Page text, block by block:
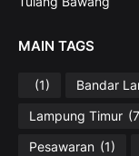
MAIN TAGS
(1) Bandar
Lampung Timur
Pesawaran (1)